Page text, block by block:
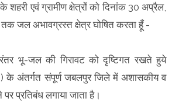
एवं ग्रामीण क्षेत्रों को दिनांक 30 अप्रैल,
जल अभावग्रस्त क्षेत्र घोषित करता हूँ -
भू-जल की गिरावट को दृष्टिगत रखते हुये
के अंतर्गत संपूर्ण जबलपुर जिले में अशासकीय व
प्रतिबंध लगाया जाता है।